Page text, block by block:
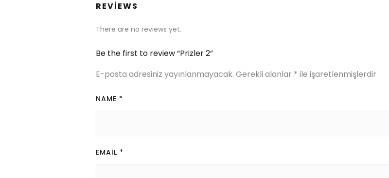
REVIEWS
There are no reviews yet.
Be the first to review “Prizler 2”
E-posta adresiniz yayınlanmayacak. Gerekli alanlar * ile işaretlenmişlerdir
NAME *
EMAIL *